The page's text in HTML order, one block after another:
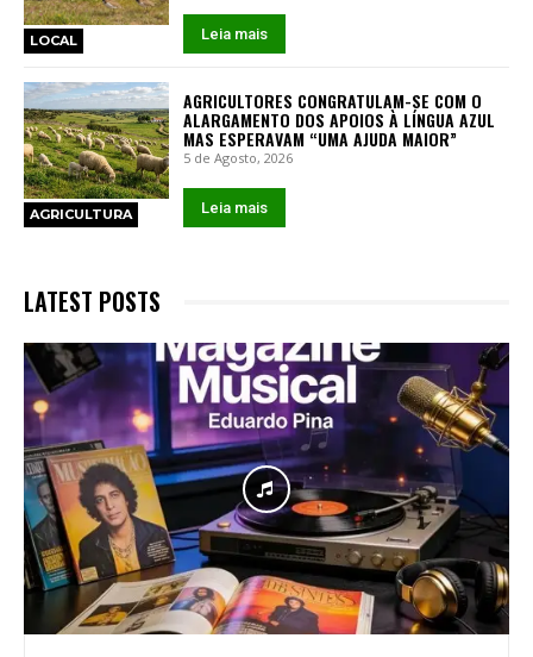
LOCAL Leia mais
AGRICULTURA
AGRICULTORES CONGRATULAM-SE COM O
ALARGAMENTO DOS APOIOS À LÍNGUA AZUL
MAS ESPERAVAM “UMA AJUDA MAIOR”
5 de Agosto, 2026
Leia mais
LATEST POSTS